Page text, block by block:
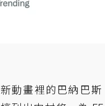
動畫裡的巴納巴